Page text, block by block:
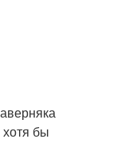
хотя бы